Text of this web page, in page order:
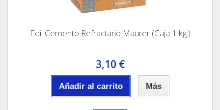
Edil Cemento Refractario Maurer (Caja 1 kg.)
3,10 €
Añadir al carrito Más